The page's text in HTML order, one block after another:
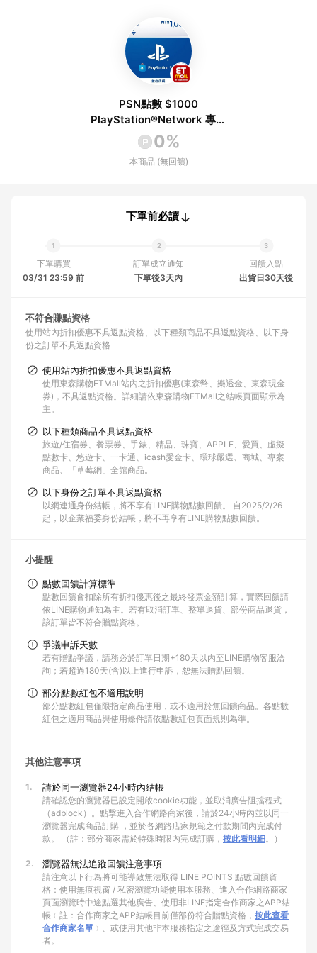
PSN點數 $1000
PlayStation®Network 專用
增值卡 額度NT$1000
0%
本商品 (無回饋)
下單前必讀
下單購買
03/31 23:59 前
訂單成立通知
下單後3天內
回饋入點
出貨日30天後
不符合賺點資格
使用站內折扣優惠不具返點資格 以下種類商品不具返點資格
以下身
份之訂單不具返點資格
使用站內折扣優惠不具返點資格
使用東森購物ETMall站內之折扣優惠(東森幣、樂透金、東森現金
券)，不具返點資格。詳細請依東森購物ETMall之結帳頁面顯示為
主。
以下種類商品不具返點資格
旅遊/住宿券、餐票券、手錶、精品、珠寶、APPLE、愛買、虛擬
點數卡、悠遊卡、一卡通、icash愛金卡、環球嚴選、商城、專案
商品、「草莓網」全館商品。
以下身份之訂單不具返點資格
以網連通身份結帳，將不享有LINE購物點數回饋。 自2025/2/26
起，以企業福委身份結帳，將不再享有LINE購物點數回饋。
小提醒
點數回饋計算標準
點數回饋會扣除所有折扣優惠後之最終發票金額計算，實際回饋請
依LINE購物通知為主。若有取消訂單、整單退貨、部份商品退貨，
該訂單皆不符合贈點資格。
爭議申訴天數
若有贈點爭議，請務必於訂單日期+180天以內至LINE購物客服洽
詢；若超過180天(含)以上進行申訴，恕無法贈點回饋。
部分點數紅包不適用說明
部分點數紅包僅限指定商品使用，或不適用於無回饋商品。各點數
紅包之適用商品與使用條件請依點數紅包頁面規則為準。
其他注意事項
1. 請於同一瀏覽器24小時內結帳
請確認您的瀏覽器已設定開啟cookie功能，並取消廣告阻擋程式
（adblock）。點擊進入合作網路商家後，請於24小時內並以同一
瀏覽器完成商品訂購 ，並於各網路店家規範之付款期間內完成付
款。 （註：部分商家需於特殊時限內完成訂購， 按此看明細。）
2. 瀏覽器無法追蹤回饋注意事項
請注意以下行為將可能導致無法取得 LINE POINTS 點數回饋資
格：使用無痕視窗 / 私密瀏覽功能使用本服務、進入合作網路商家
頁面瀏覽時中途點選其他廣告、使用非LINE指定合作商家之APP結
帳﹙註：合作商家之APP結帳目前僅部份符合贈點資格， 按此查看
合作商家名單 ﹚、或使用其他非本服務指定之途徑及方式完成交易
者。